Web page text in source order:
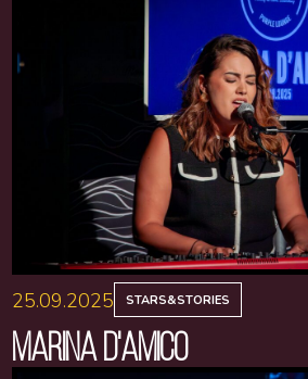
25.09.2025 STARS&STORIES
MARINA D'AMICO